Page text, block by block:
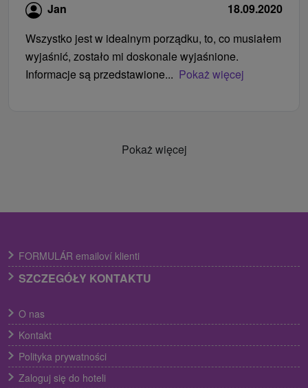
Jan
18.09.2020
Wszystko jest w idealnym porządku, to, co musiałem
wyjaśnić, zostało mi doskonale wyjaśnione.
Informacje są przedstawione... Pokaż więcej
Pokaż więcej
FORMULÁR emailoví klienti
SZCZEGÓŁY KONTAKTU
O nas
Kontakt
Polityka prywatności
Zaloguj się do hoteli